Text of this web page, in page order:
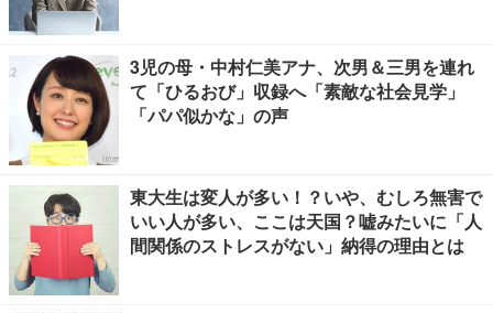
3児の母・中村仁美アナ、次男＆三男を連れ
て「ひるおび」収録へ「素敵な社会見学」
「パパ似かな」の声
東大生は変人が多い！？いや、むしろ無害で
いい人が多い、ここは天国？嘘みたいに「人
間関係のストレスがない」納得の理由とは